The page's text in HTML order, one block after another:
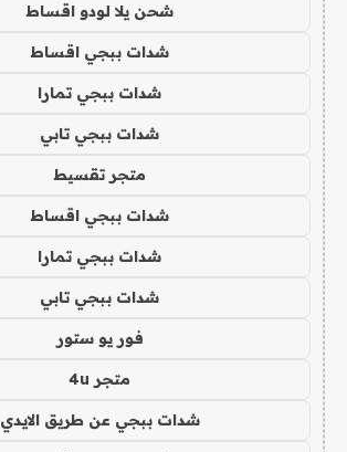
شحن يلا لودو اقساط
شدات ببجي اقساط
شدات ببجي تمارا
شدات ببجي تابي
متجر تقسيط
شدات ببجي اقساط
شدات ببجي تمارا
شدات ببجي تابي
فور يو ستور
متجر 4u
شدات ببجي عن طريق الايدي